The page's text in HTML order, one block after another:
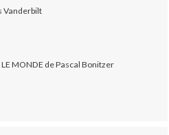
Vanderbilt
MONDE de Pascal Bonitzer